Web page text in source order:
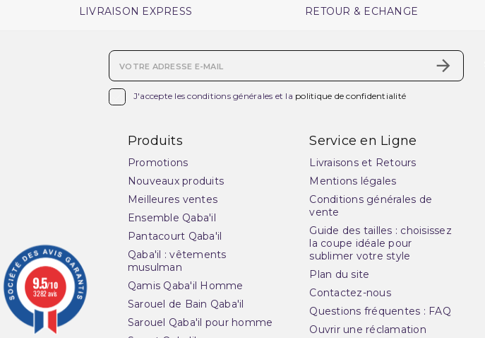
LIVRAISON EXPRESS RETOUR & ECHANGE
J'accepte les conditions générales et la politique de confidentialité
Produits
Promotions
Nouveaux produits
Meilleures ventes
Ensemble Qaba'il
Pantacourt Qaba'il
Qaba'il : vêtements
musulman
Qamis Qaba'il Homme
Sarouel de Bain Qaba'il
Sarouel Qaba'il pour homme
Service en Ligne
Livraisons et Retours
Mentions légales
Conditions générales de
vente
Guide des tailles : choisissez
la coupe idéale pour
sublimer votre style
Plan du site
Contactez-nous
Questions fréquentes : FAQ
Ouvrir une réclamation
9.5/10
3282 avis